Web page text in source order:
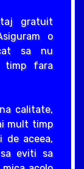
gratuit
o
sa nu
timp fara
calitate,
mult timp
de aceea,
eviti sa